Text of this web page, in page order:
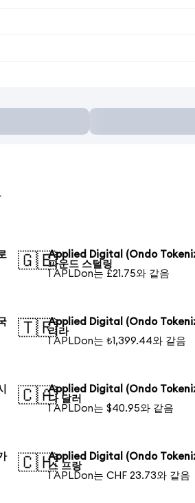
🇬🇧Applied Digital (Ondo
파운드 스털링
1 APLDon는 £21.75와 같음
🇹🇷Applied Digital (Ondo
리라
1 APLDon는 ₺1,399.44와 같음
🇨🇦Applied Digital (Ondo
다 달러
1 APLDon는 $40.95와 같음
🇨🇭Applied Digital (Ondo
스 프랑
1 APLDon는 CHF 23.73와 같음